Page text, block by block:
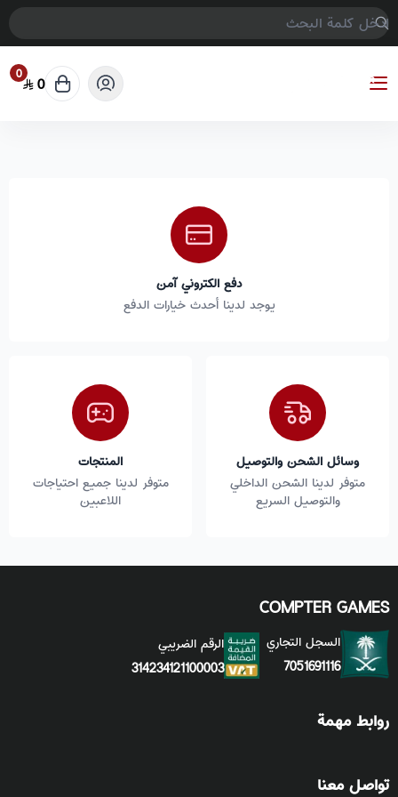
COMPTER GAMES
0 0
دفع الكتروني آمن
يوجد لدينا أحدث خيارات الدفع
وسائل الشحن والتوصيل
متوفر لدينا الشحن الداخلي
والتوصيل السريع
المنتجات
متوفر لدينا جميع احتياجات
اللاعبين
COMPTER GAMES
السجل التجاري
7051691116
الرقم الضريبي
314234121100003
روابط مهمة
تواصل معنا